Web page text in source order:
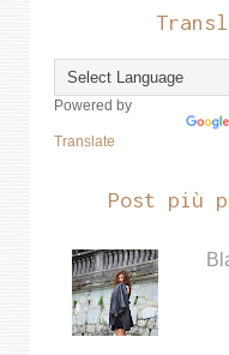
Powered by
Translate
Post più